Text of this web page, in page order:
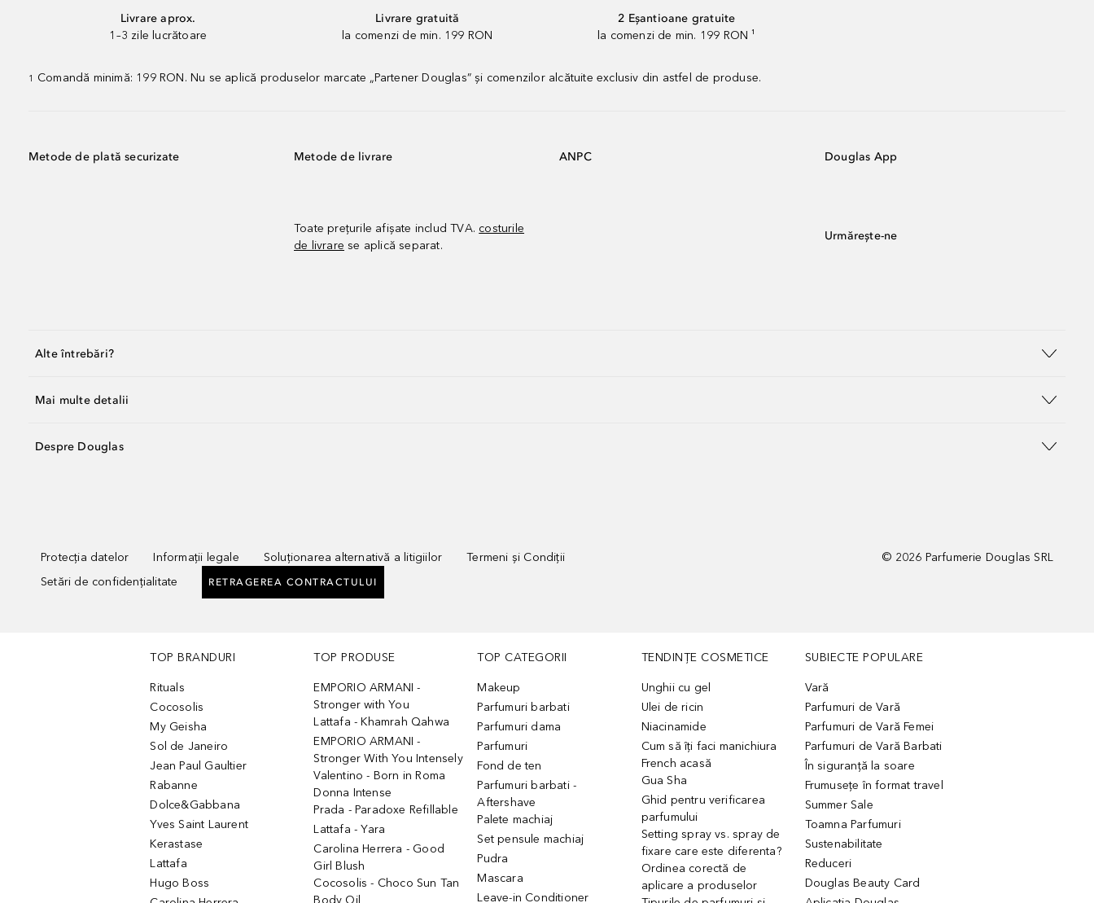
Livrare aprox.
1–3 zile lucrătoare
Livrare gratuită
la comenzi de min. 199 RON
2 Eșantioane gratuite
la comenzi de min. 199 RON ¹
1 Comandă minimă: 199 RON. Nu se aplică produselor marcate „Partener Douglas” și comenzilor alcătuite exclusiv din astfel de produse.
Metode de plată securizate Metode de livrare
Toate prețurile afișate includ TVA. costurile
de livrare se aplică separat.
ANPC Douglas App
Urmărește-ne
Alte întrebări?
Mai multe detalii
Despre Douglas
Protecția datelor Informații legale Soluționarea alternativă a litigiilor
Termeni și Condiții
Setări de confidențialitate
RETRAGEREA CONTRACTULUI
© 2026 Parfumerie Douglas SRL
TOP BRANDURI
Rituals
Cocosolis
My Geisha
Sol de Janeiro
Jean Paul Gaultier
Rabanne
Dolce&Gabbana
Yves Saint Laurent
Kerastase
Lattafa
Hugo Boss
TOP PRODUSE
EMPORIO ARMANI -
Stronger with You
Lattafa - Khamrah Qahwa
EMPORIO ARMANI -
Stronger With You Intensely
Valentino - Born in Roma
Donna Intense
Prada - Paradoxe Refillable
Lattafa - Yara
Carolina Herrera - Good
Girl Blush
Cocosolis - Choco Sun Tan
Body Oil
TOP CATEGORII
Makeup
Parfumuri barbati
Parfumuri dama
Parfumuri
Fond de ten
Parfumuri barbati -
Aftershave
Palete machiaj
Set pensule machiaj
Pudra
Mascara
Leave-in Conditioner
TENDINȚE COSMETICE
Unghii cu gel
Ulei de ricin
Niacinamide
Cum să îți faci manichiura
French acasă
Gua Sha
Ghid pentru verificarea
parfumului
Setting spray vs. spray de
fixare care este diferenta?
Ordinea corectă de
aplicare a produselor
SUBIECTE POPULARE
Vară
Parfumuri de Vară
Parfumuri de Vară Femei
Parfumuri de Vară Barbati
În siguranță la soare
Frumusețe în format travel
Summer Sale
Toamna Parfumuri
Sustenabilitate
Reduceri
Douglas Beauty Card